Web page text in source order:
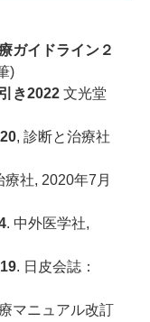
ガイドライン２
)
き2022 文光堂
, 診断と治療社
療社, 2020年7月
. 中外医学社,
. 日皮会誌：
マニュアル改訂